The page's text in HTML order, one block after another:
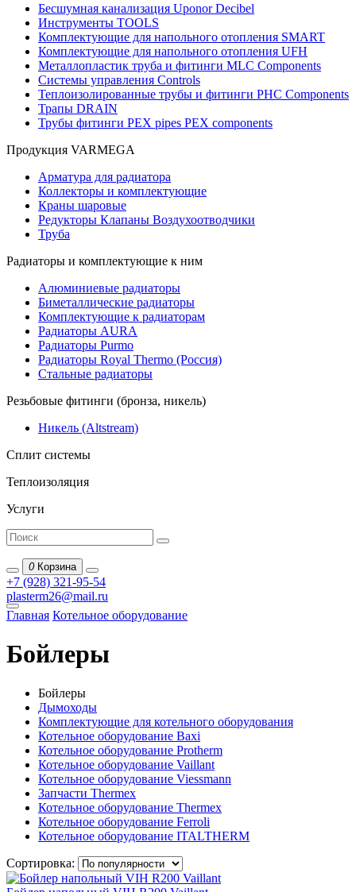
Бесшумная канализация Uponor Decibel
Инструменты TOOLS
Комплектующие для напольного отопления SMART
Комплектующие для напольного отопления UFH
Металлопластик труба и фитинги MLC Components
Системы управления Controls
Теплоизолированные трубы и фитинги PHC Components
Трапы DRAIN
Трубы фитинги PEX pipes PEX components
Продукция VARMEGA
Арматура для радиатора
Коллекторы и комплектующие
Краны шаровые
Редукторы Клапаны Воздухоотводчики
Труба
Радиаторы и комплектующие к ним
Алюминиевые радиаторы
Биметаллические радиаторы
Комплектующие к радиаторам
Радиаторы AURA
Радиаторы Purmo
Радиаторы Royal Thermo (Россия)
Стальные радиаторы
Резьбовые фитинги (бронза, никель)
Никель (Altstream)
Сплит системы
Теплоизоляция
Услуги
0 Корзина
+7 (928) 321-95-54
plasterm26@mail.ru
Главная Котельное оборудование
Бойлеры
Бойлеры
Дымоходы
Комплектующие для котельного оборудования
Котельное оборудование Baxi
Котельное оборудование Protherm
Котельное оборудование Vaillant
Котельное оборудование Viessmann
Запчасти Thermex
Котельное оборудование Thermex
Котельное оборудование Ferroli
Котельное оборудование ITALTHERM
Сортировка: